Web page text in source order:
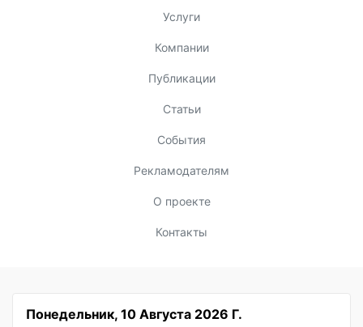
Услуги
Компании
Публикации
Статьи
События
Рекламодателям
О проекте
Контакты
Понедельник, 10 Августа 2026 Г.